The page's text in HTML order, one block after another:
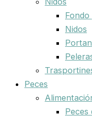
Nidos
Peces
Peces